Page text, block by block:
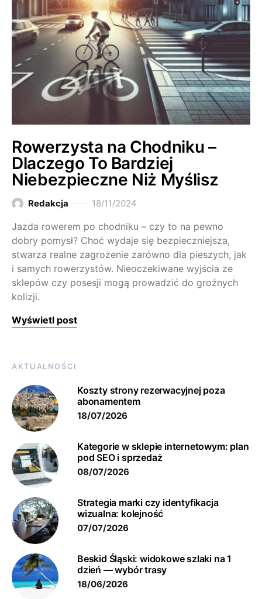
Rowerzysta na Chodniku –
Dlaczego To Bardziej
Niebezpieczne Niż Myślisz
Redakcja 18/11/2024
Jazda rowerem po chodniku – czy to na pewno
dobry pomysł? Choć wydaje się bezpieczniejsza,
stwarza realne zagrożenie zarówno dla pieszych, jak
i samych rowerzystów. Nieoczekiwane wyjścia ze
sklepów czy posesji mogą prowadzić do groźnych
kolizji.
Wyświetl post
AKTUALNOŚCI
Koszty strony rezerwacyjnej poza
abonamentem
18/07/2026
Kategorie w sklepie internetowym: plan
pod SEO i sprzedaż
08/07/2026
Strategia marki czy identyfikacja
wizualna: kolejność
07/07/2026
Beskid Śląski: widokowe szlaki na 1
dzień — wybór trasy
18/06/2026